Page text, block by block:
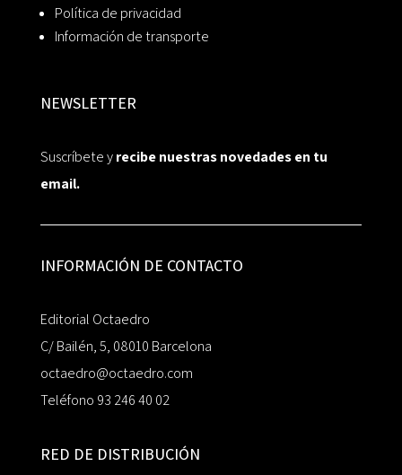
Política de privacidad
Información de transporte
NEWSLETTER
Suscríbete yrecibe nuestras novedades en tu
email.
INFORMACIÓN DE CONTACTO
Editorial Octaedro
C/ Bailén, 5, 08010 Barcelona
octaedro@octaedro.com
Teléfono 93 246 40 02
RED DE DISTRIBUCIÓN